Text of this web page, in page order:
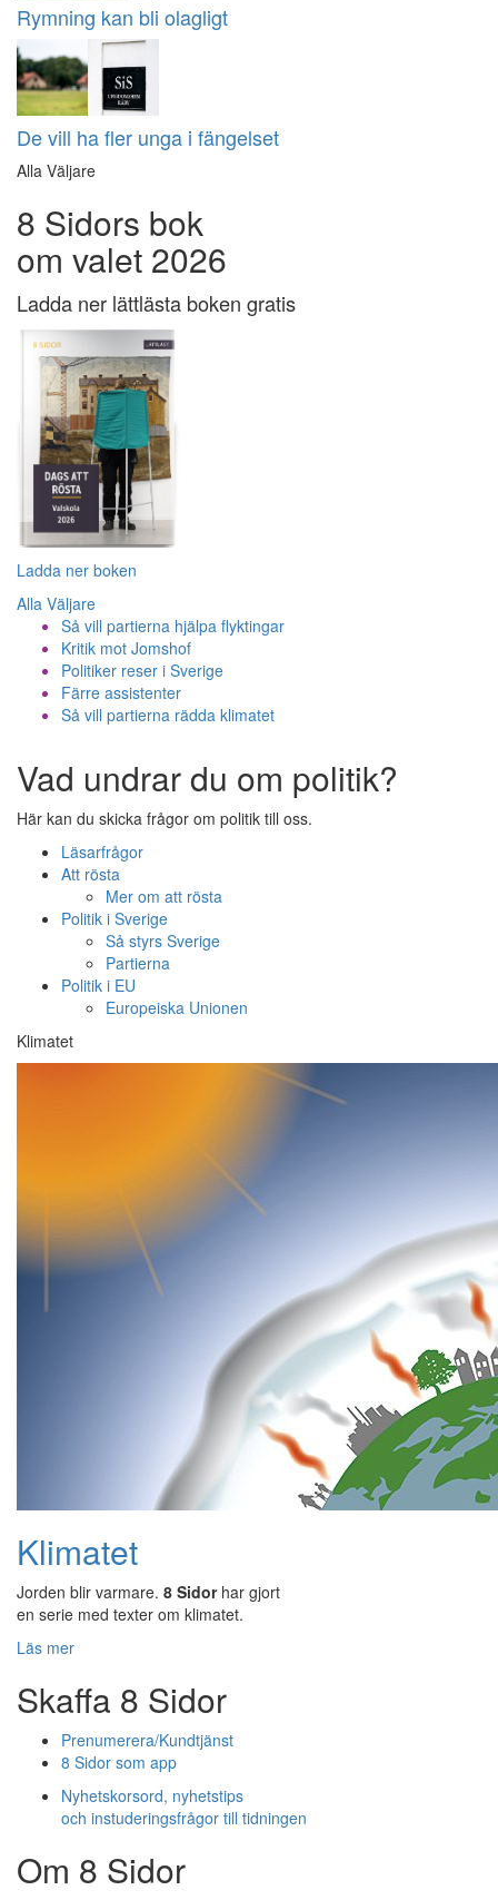
Rymning kan bli olagligt
De vill ha fler unga i fängelset
Alla Väljare
8 Sidors bok
om valet 2026
Ladda ner lättlästa boken gratis
Ladda ner boken
Alla Väljare
Så vill partierna hjälpa flyktingar
Kritik mot Jomshof
Politiker reser i Sverige
Färre assistenter
Så vill partierna rädda klimatet
Vad undrar du om politik?
Här kan du skicka frågor om politik till oss.
Läsarfrågor
Att rösta
Mer om att rösta
Politik i Sverige
Så styrs Sverige
Partierna
Politik i EU
Europeiska Unionen
Klimatet
Klimatet
Jorden blir varmare. 8 Sidorhar gjort
en serie med texter om klimatet.
Läs mer
Skaffa 8 Sidor
Prenumerera/Kundtjänst
8 Sidor som app
Nyhetskorsord, nyhetstips
och instuderingsfrågor till tidningen
Om 8 Sidor